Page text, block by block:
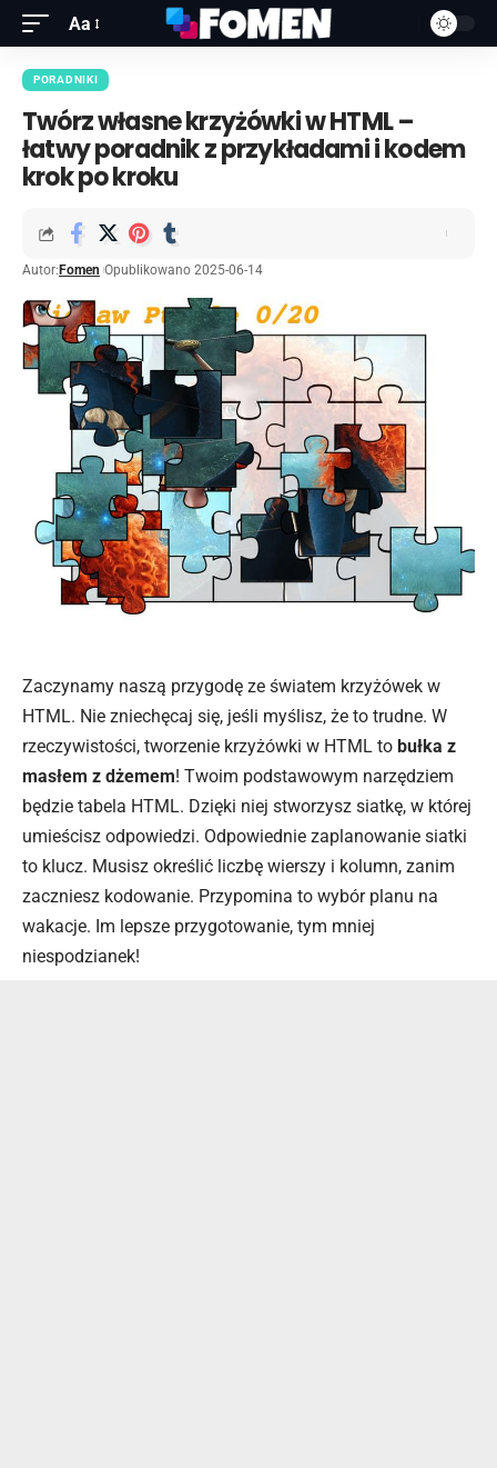
Aa
PORADNIKI
Twórz własne krzyżówki w HTML –
łatwy poradnik z przykładami i kodem
krok po kroku
Autor: Fomen Opublikowano 2025-06-14
Zaczynamy naszą przygodę ze światem krzyżówek w
HTML. Nie zniechęcaj się, jeśli myślisz, że to trudne. W
rzeczywistości, tworzenie krzyżówki w HTML to bułka z
masłem z dżemem! Twoim podstawowym narzędziem
będzie tabela HTML. Dzięki niej stworzysz siatkę, w której
umieścisz odpowiedzi. Odpowiednie zaplanowanie siatki
to klucz. Musisz określić liczbę wierszy i kolumn, zanim
zaczniesz kodowanie. Przypomina to wybór planu na
wakacje. Im lepsze przygotowanie, tym mniej
niespodzianek!